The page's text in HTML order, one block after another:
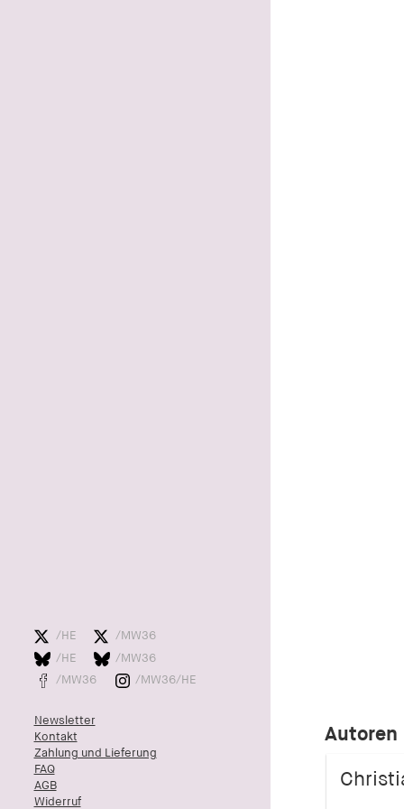
/HE
/MW36
/HE
/MW36
/MW36
/MW36/HE
Newsletter
Kontakt
Zahlung und Lieferung
FAQ
AGB
Widerruf
Autoren